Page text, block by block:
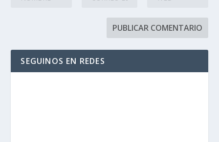
SEGUINOS EN REDES